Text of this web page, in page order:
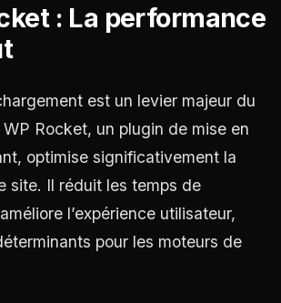
: La performance
est un levier majeur du
Rocket, un plugin de mise en
optimise significativement la
site. Il réduit les temps de
l’expérience utilisateur,
pour les moteurs de